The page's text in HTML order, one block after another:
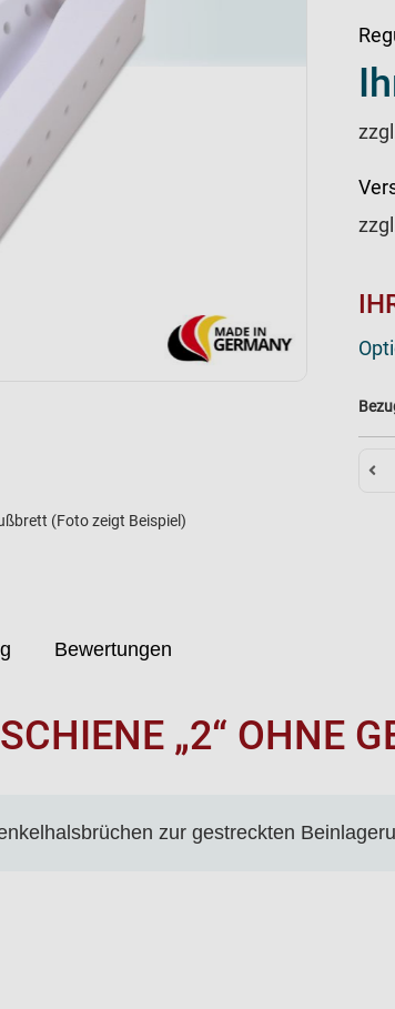
(Foto zeigt Beispiel)
Bewertungen
„2“ OHNE
zur gestreckten